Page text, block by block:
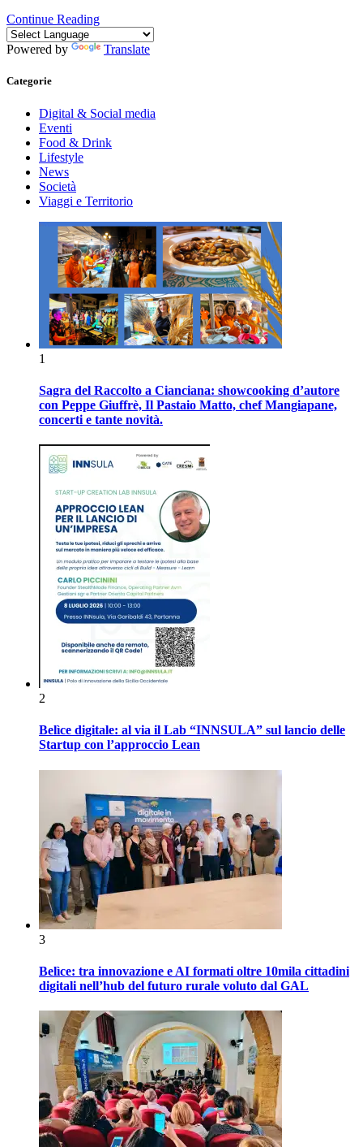
Continue Reading
Powered by Translate
Categorie
Digital & Social media
Eventi
Food & Drink
Lifestyle
News
Società
Viaggi e Territorio
1
Sagra del Raccolto a Cianciana: showcooking d’autore
con Peppe Giuffrè, Il Pastaio Matto, chef Mangiapane,
concerti e tante novità.
2
Belìce digitale: al via il Lab “INNSULA” sul lancio delle
Startup con l’approccio Lean
3
Belìce: tra innovazione e AI formati oltre 10mila cittadini
digitali nell’hub del futuro rurale voluto dal GAL